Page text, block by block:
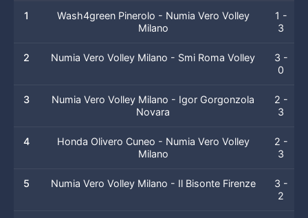
1
Wash4green Pinerolo - Numia Vero Volley
Milano
1 -
3
2 Numia Vero Volley Milano - Smi Roma Volley
3 -
0
3
Numia Vero Volley Milano - Igor Gorgonzola
Novara
2 -
3
4
Honda Olivero Cuneo - Numia Vero Volley
Milano
2 -
3
5 Numia Vero Volley Milano - Il Bisonte Firenze
3 -
2